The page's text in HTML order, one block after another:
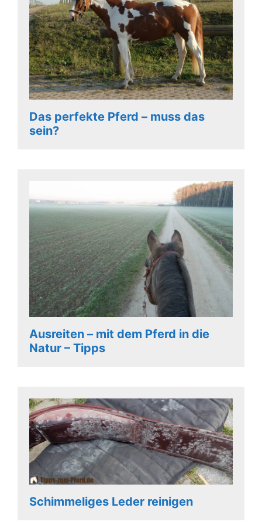
Das perfekte Pferd – muss das
sein?
Ausreiten – mit dem Pferd in die
Natur – Tipps
Schimmeliges Leder reinigen